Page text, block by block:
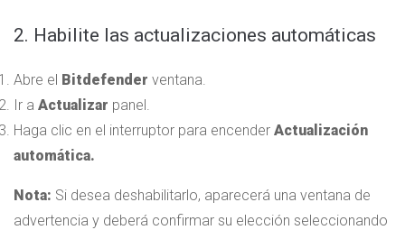
2. Habilite las actualizaciones automáticas
Abre el Bitdefender ventana.
Ir a Actualizar panel.
Haga clic en el interruptor para encender Actualización
automática.
Nota: Si desea deshabilitarlo, aparecerá una ventana de
advertencia y deberá confirmar su elección seleccionando